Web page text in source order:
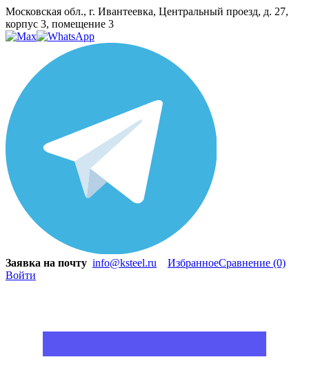
Московская обл., г. Ивантеевка, Центральный проезд, д. 27,
корпус 3, помещение 3
Заявка на почту info@ksteel.ru ИзбранноеСравнение (0)
Войти